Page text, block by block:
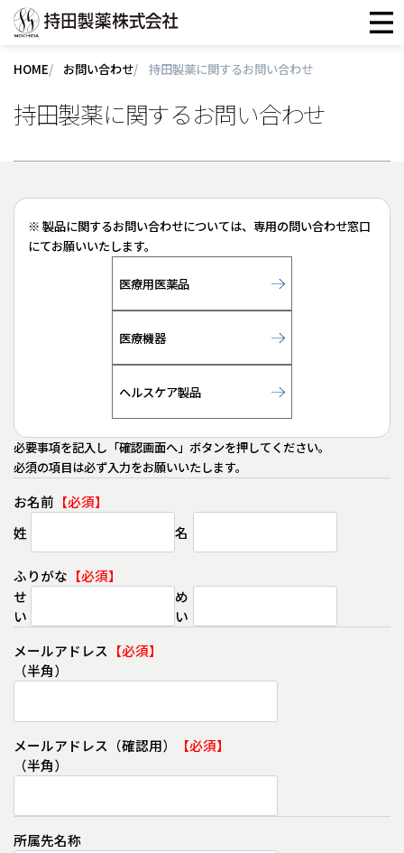
医薬品情報 医
HOME お問い合わせ 持田製薬に関するお問い合わせ
持田製薬に関するお問い合わせ
※ 製品に関するお問い合わせについては、専用の問い合わせ窓口
にてお願いいたします。
医療用医薬品
医療機器
ヘルスケア製品
必要事項を記入し「確認画面へ」ボタンを押してください。
必須の項目は必ず入力をお願いいたします。
お名前
姓
名
ふりがな
せ
い
め
い
メールアドレス
（半角）
メールアドレス（確認用）
（半角）
所属先名称